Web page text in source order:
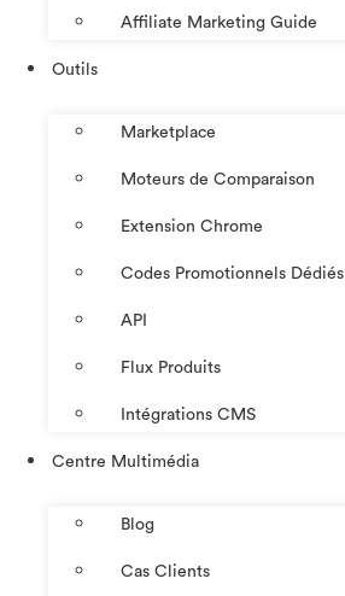
Affiliate Marketing Guide
Outils
Marketplace
Moteurs de Comparaison
Extension Chrome
Codes Promotionnels Dédiés
API
Flux Produits
Intégrations CMS
Centre Multimédia
Blog
Cas Clients